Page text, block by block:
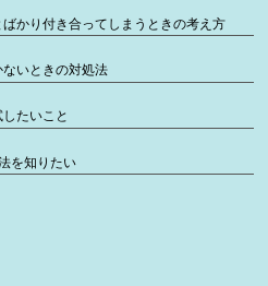
かり付き合ってしまうときの考え方
いときの対処法
たいこと
を知りたい